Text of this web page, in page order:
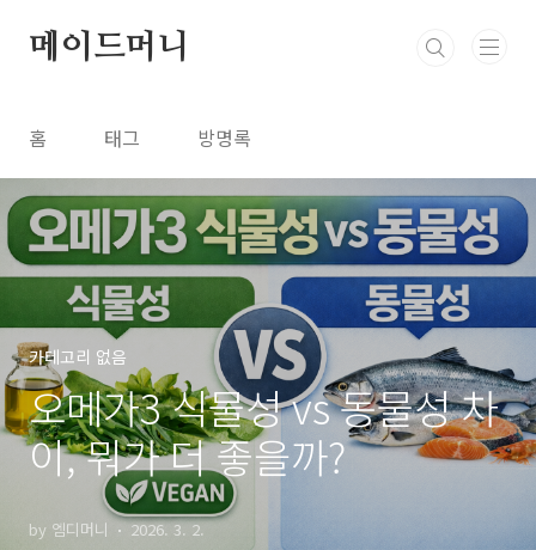
메이드머니
홈 태그 방명록
카테고리 없음
오메가3 식물성 vs 동물성 차
이, 뭐가 더 좋을까?
by 엠디머니 2026. 3. 2.